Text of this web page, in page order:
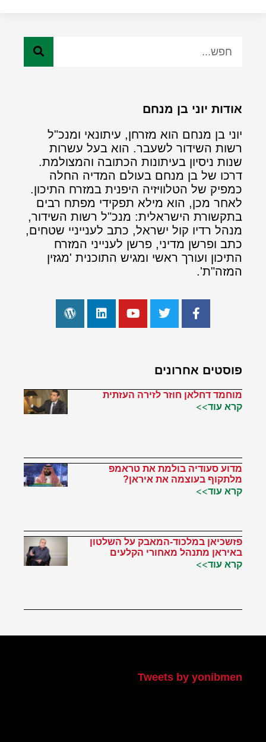
אודות יוני בן מנחם
יוני בן מנחם הוא מזרחן, עיתונאי ומנכ"ל
רשות השידור לשעבר. הוא בעל עשרות
שנות ניסיון בעיתונות הכתובה והמצולמת.
דרכו של בן מנחם בעולם המדיה החלה
כמפיק של הטלוויזיה היפנית במזרח התיכון.
לאחר מכן, הוא מילא תפקידי מפתח רבים
בתקשורת הישראלית: מנכ"ל רשות השידור,
מנהל רדיו קול ישראל, כתב לענייניי שטחים,
כתב ופרשן מדיני, פרשן לענייני המזרח
התיכון ועורך ראשי ומגיש התוכנית 'מגזין
המזה"ת'.
פוסטים אחרונים
מוחמד דחלאן חוזר לזירה העזתית
קרא עוד>>
מדוע סעודיה בולמת את טראמפ
מלתקוף בעוצמה את איראן?
קרא עוד>>
פזשכיאן במלכוד-המאבק על השלטון
באיראן מתנהל מאחורי הקלעים
קרא עוד>>
Tweets by yonibmen